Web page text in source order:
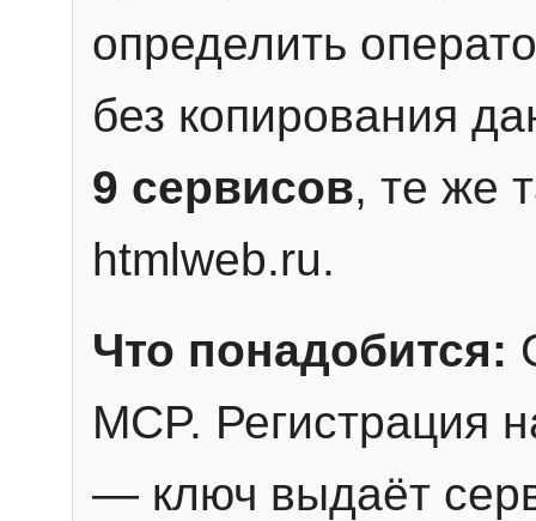
определить
без копирования
9 сервисов, те же
htmlweb.ru.
Что понадобится:
MCP. Регистрация
— ключ выдаёт